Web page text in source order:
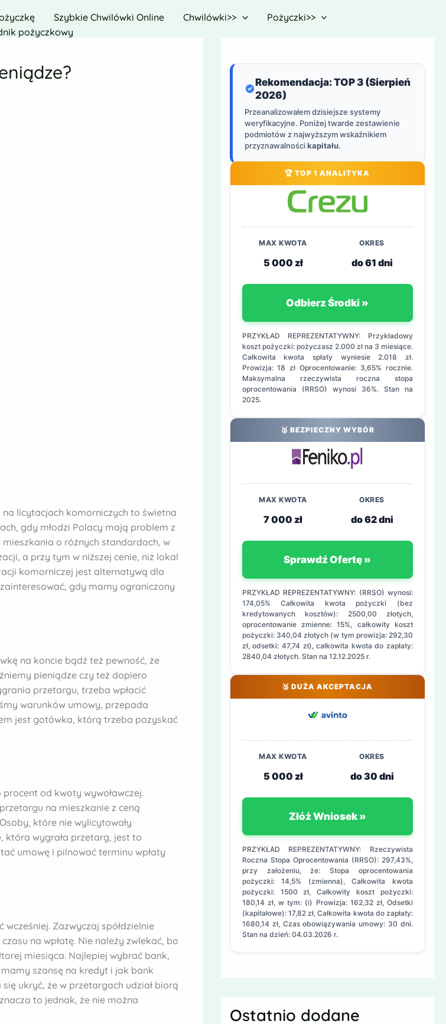
Szybkie Chwilówki Online Chwilówki>>
Pożyczki>>
pożyczkowy
licytacjach komorniczych to świetna
gdy młodzi Polacy mają problem z
mieszkania o różnych standardach, w
a przy tym w niższej cenie, niż lokal
komorniczej jest alternatywą dla
gdy mamy ograniczony
na koncie bądź też pewność, że
pieniądze czy też dopiero
przetargu, trzeba wpłacić
warunków umowy, przepada
jest gotówka, którą trzeba pozyskać
od kwoty wywoławczej.
na mieszkanie z ceną
które nie wylicytowały
która wygrała przetarg, jest to
umowę i pilnować terminu wpłaty
Zazwyczaj spółdzielnie
na wpłatę. Nie należy zwlekać, bo
miesiąca. Najlepiej wybrać bank,
szansę na kredyt i jak bank
ukryć, że w przetargach udział biorą
to jednak, że nie można
Rekomendacja: TOP 3 (Sierpień
2026)
Przeanalizowałem dzisiejsze systemy
weryfikacyjne. Poniżej twarde zestawienie
podmiotów z najwyższym wskaźnikiem
przyznawalnościkapitału.
🏆 TOP 1 ANALITYKA
MAX KWOTA
5 000 zł
OKRES
do 61 dni
Odbierz Środki »
PRZYKŁAD REPREZENTATYWNY: Przykładowy
koszt pożyczki: pożyczasz 2.000 zł na 3 miesiące.
Całkowita kwota spłaty wyniesie 2.018 zł.
Prowizja: 18 zł Oprocentowanie: 3,65% rocznie.
Maksymalna rzeczywista roczna stopa
oprocentowania (RRSO) wynosi 36%. Stan na
2025.
🥈 BEZPIECZNY WYBÓR
MAX KWOTA
7 000 zł
OKRES
do 62 dni
Sprawdź Ofertę »
PRZYKŁAD REPREZENTATYWNY: (RRSO) wynosi:
174,05% Całkowita kwota pożyczki (bez
kredytowanych kosztów): 2500,00 złotych,
oprocentowanie zmienne: 15%, całkowity koszt
pożyczki: 340,04 złotych (w tym prowizja: 292,30
zł, odsetki: 47,74 zł), całkowita kwota do zapłaty:
2840,04 złotych. Stan na 12.12.2025 r.
🥉 DUŻA AKCEPTACJA
MAX KWOTA
5 000 zł
OKRES
do 30 dni
Złóż Wniosek »
PRZYKŁAD REPREZENTATYWNY: Rzeczywista
Roczna Stopa Oprocentowania (RRSO): 297,43%,
przy założeniu, że: Stopa oprocentowania
pożyczki: 14,5% (zmienna), Całkowita kwota
pożyczki: 1500 zł, Całkowity koszt pożyczki:
180,14 zł, w tym: (i) Prowizja: 162,32 zł, Odsetki
(kapitałowe): 17,82 zł, Całkowita kwota do zapłaty:
1680,14 zł, Czas obowiązywania umowy: 30 dni.
Stan na dzień: 04.03.2026 r.
Ostatnio dodane